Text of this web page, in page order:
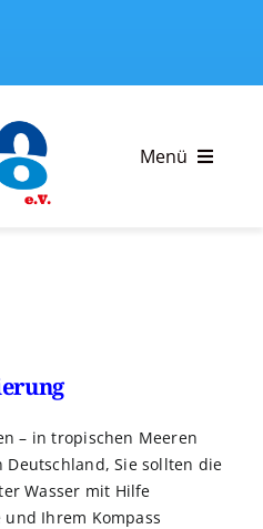
Menü
– in tropischen Meeren
Sie sollten die
Wasser mit Hilfe
Ihrem Kompass